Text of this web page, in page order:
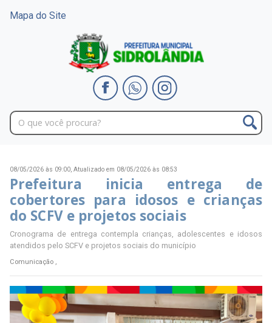
Mapa do Site
08/05/2026 às 09:00, Atualizado em 08/05/2026 às 08:53
Prefeitura inicia entrega de
cobertores para idosos e crianças
do SCFV e projetos sociais
Cronograma de entrega contempla crianças, adolescentes e idosos
atendidos pelo SCFV e projetos sociais do município
Comunicação ,